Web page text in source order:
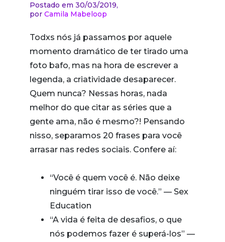
Postado em 30/03/2019,
por Camila Mabeloop
Todxs nós já passamos por aquele
momento dramático de ter tirado uma
foto bafo, mas na hora de escrever a
legenda, a criatividade desaparecer.
Quem nunca? Nessas horas, nada
melhor do que citar as séries que a
gente ama, não é mesmo?! Pensando
nisso, separamos 20 frases para você
arrasar nas redes sociais. Confere aí:
“Você é quem você é. Não deixe
ninguém tirar isso de você.” — Sex
Education
“A vida é feita de desafios, o que
nós podemos fazer é superá-los” —